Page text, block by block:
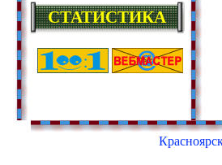
СТАТИСТИКА